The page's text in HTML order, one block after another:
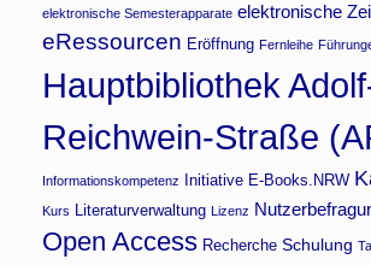
elektronische Semesterapparate elektronische
eRessourcen Eröffnung Fernleihe
Hauptbibliothek
Reichwein-Straße
Informationskompetenz Initiative E-Books.NRW
Kurs Literaturverwaltung Lizenz
Open Access Recherche Schulung